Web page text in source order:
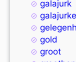
galajurk
gold
groot